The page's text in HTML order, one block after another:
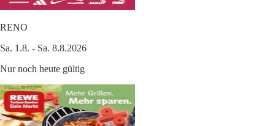
RENO
Sa. 1.8. - Sa. 8.8.2026
Nur noch heute gültig